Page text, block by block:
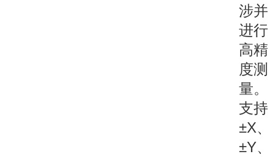
涉并
进行
高精
度测
量。
支持
±X、
±Y、